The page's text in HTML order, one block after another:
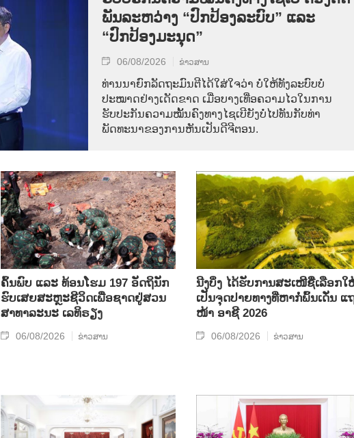
ພັນລະຫວ່າງ “ປົກປ້ອງລະບົບ” ແລະ
“ປົກປ້ອງມະນຸດ”
06/08/2026 ຂ່າວສານ
ທ່ານນາຍົກລັດຖະມົນຕີໄດ້ໃສ່ໃຈວ່າ ບໍ່ໃຫ້ທັງລະບົບບໍ່
ປະໝາດຢ່າງເດັດຂາດ ເມື່ອບາງເທື່ອຄວາມໄວໃນການ
ຮັບປະກັນຄວາມໝັ້ນຄົງທາງໄຊເບີຍັງບໍ່ໄປທັນກັບທ່າ
ພັດທະນາຂອງການຫັນເປັນດີຈີຕອນ.
ຄົ້ນ​ພົບ ແລະ ທ້ອນ​ໂຮມ 197 ອັດ​ຖິ​ນັກ​
ຮົບ​ເສຍ​ສະຫຼະ​ຊີ​ວິດ​ເພື່ອ​ຊາດ​ຢູ່​ສວນ​
ສາ​ທາ​ລະ​ນະ ເລ​ທິ​ຣຽງ
06/08/2026 ຂ່າວສານ
ນີງບິ່ງ ໄດ້ຮັບການສະເໜີຊື່ເລືອກໃ
ເປັນຈຸດປາຍທາງທີ່ຫາກໍ່ພົ້ນເດັ່ນ ແ
ໜ້າ ອາຊີ 2026
06/08/2026 ຂ່າວສານ